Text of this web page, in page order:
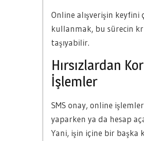
Online alışverişin keyfini
kullanmak, bu sürecin
taşıyabilir.
Hırsızlardan
İşlemler
SMS onay, online
yaparken ya da hesap
Yani, işin içine bir başka